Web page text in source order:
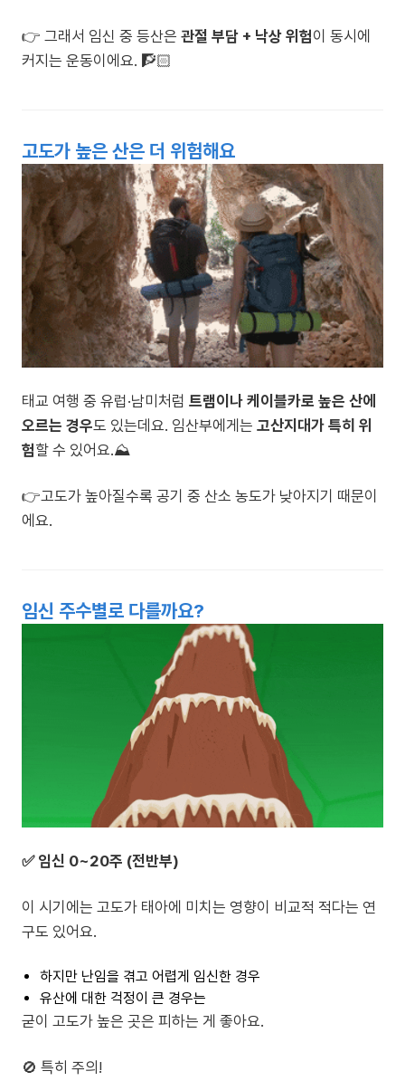
👉 그래서 임신 중 등산은 관절 부담 + 낙상 위험이 동시에
커지는 운동이에요. 🧗🏻
고도가 높은 산은 더 위험해요
태교 여행 중 유럽·남미처럼 트램이나 케이블카로 높은 산에
오르는 경우도 있는데요. 임산부에게는 고산지대가 특히 위
험할 수 있어요.⛰️
👉고도가 높아질수록 공기 중 산소 농도가 낮아지기 때문이
에요.
임신 주수별로 다를까요?
✅ 임신 0~20주 (전반부)
이 시기에는 고도가 태아에 미치는 영향이 비교적 적다는 연
구도 있어요.
하지만 난임을 겪고 어렵게 임신한 경우
유산에 대한 걱정이 큰 경우는
굳이 고도가 높은 곳은 피하는 게 좋아요.
🚫 특히 주의!